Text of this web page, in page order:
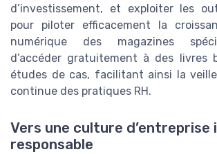
d’investissement, et exploiter les
pour piloter efficacement la
numérique des magazines
d’accéder gratuitement à des livres
études de cas, facilitant ainsi la
continue des pratiques RH.
Vers une culture d’entreprise
responsable